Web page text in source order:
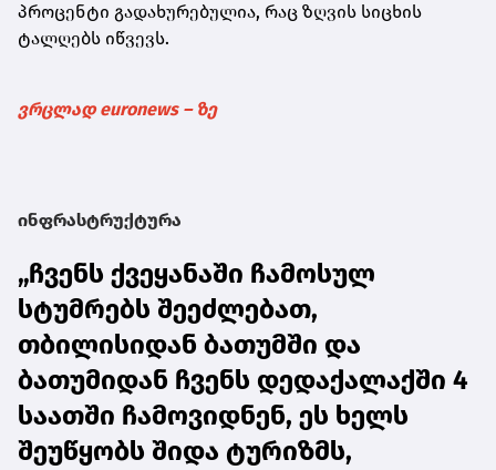
პროცენტი გადახურებულია, რაც ზღვის სიცხის
ტალღებს იწვევს.
ვრცლად euronews – ზე
ინფრასტრუქტურა
„ჩვენს ქვეყანაში ჩამოსულ
სტუმრებს შეეძლებათ,
თბილისიდან ბათუმში და
ბათუმიდან ჩვენს დედაქალაქში 4
საათში ჩამოვიდნენ, ეს ხელს
შეუწყობს შიდა ტურიზმს,